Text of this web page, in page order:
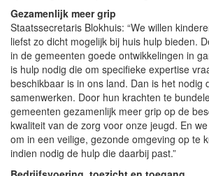
Gezamenlijk meer grip
Staatssecretaris Blokhuis: “We willen
liefst zo dicht mogelijk bij huis hulp bieden.
in de gemeenten goede ontwikkelingen in
is hulp nodig die om specifieke expertise
beschikbaar is in ons land. Dan is het nodig
samenwerken. Door hun krachten te
gemeenten gezamenlijk meer grip op de
kwaliteit van de zorg voor onze jeugd. En
om in een veilige, gezonde omgeving op te
indien nodig de hulp die daarbij past.”